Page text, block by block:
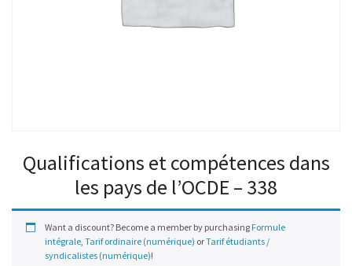
Qualifications et compétences dans
les pays de l’OCDE – 338
Want a discount? Become a member by purchasing Formule
intégrale, Tarif ordinaire (numérique) orTarif étudiants /
syndicalistes (numérique)!